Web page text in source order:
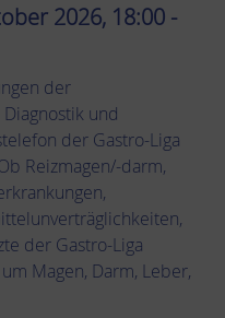
2026, 18:00 -
der
und
der Gastro-Liga
Reizmagen/-darm,
der Gastro-Liga
Magen, Darm, Leber,